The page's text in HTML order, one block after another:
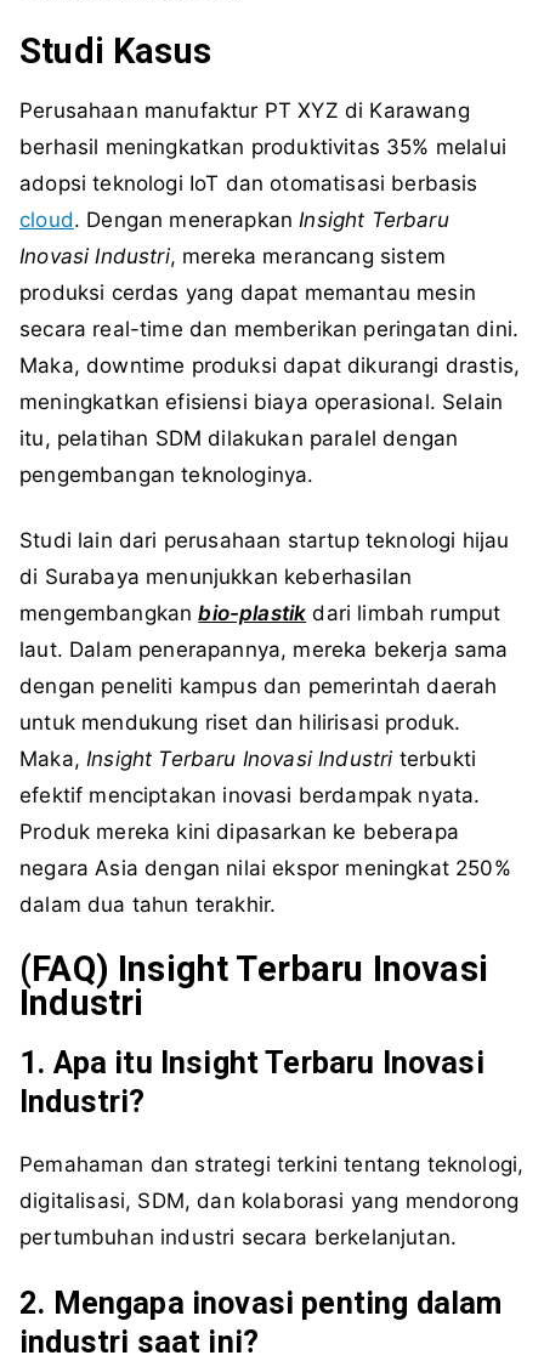
Studi Kasus
Perusahaan manufaktur PT XYZ di Karawang
berhasil meningkatkan produktivitas 35% melalui
adopsi teknologi IoT dan otomatisasi berbasis
cloud. Dengan menerapkan Insight Terbaru
Inovasi Industri, mereka merancang sistem
produksi cerdas yang dapat memantau mesin
secara real-time dan memberikan peringatan dini.
Maka, downtime produksi dapat dikurangi drastis,
meningkatkan efisiensi biaya operasional. Selain
itu, pelatihan SDM dilakukan paralel dengan
pengembangan teknologinya.
Studi lain dari perusahaan startup teknologi hijau
di Surabaya menunjukkan keberhasilan
mengembangkanbio-plastik dari limbah rumput
laut. Dalam penerapannya, mereka bekerja sama
dengan peneliti kampus dan pemerintah daerah
untuk mendukung riset dan hilirisasi produk.
Maka, Insight Terbaru Inovasi Industriterbukti
efektif menciptakan inovasi berdampak nyata.
Produk mereka kini dipasarkan ke beberapa
negara Asia dengan nilai ekspor meningkat 250%
dalam dua tahun terakhir.
(FAQ) Insight Terbaru Inovasi
Industri
1. Apa itu Insight Terbaru Inovasi
Industri?
Pemahaman dan strategi terkini tentang teknologi,
digitalisasi, SDM, dan kolaborasi yang mendorong
pertumbuhan industri secara berkelanjutan.
2. Mengapa inovasi penting dalam
industri saat ini?